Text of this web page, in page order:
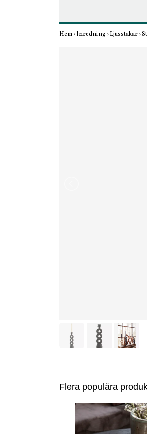
Hem›Inredning ›Ljusstakar›
Flera populära